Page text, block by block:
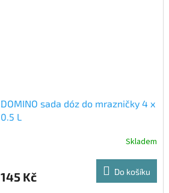
DOMINO sada dóz do mrazničky 4 x
0.5 L
Skladem
145 Kč Do košíku